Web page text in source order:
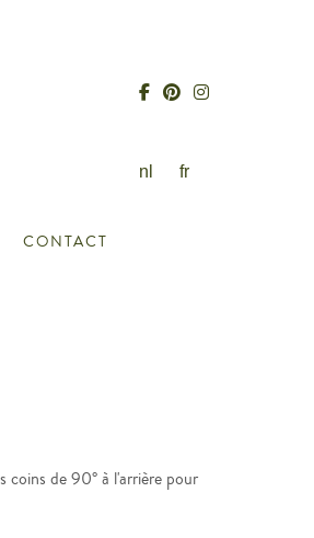
nl fr
CONTACT
de 90° à l'arrière pour